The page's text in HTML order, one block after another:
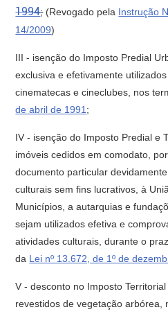
1994;(Revogado pela Instrução
14/2009)
III - isenção do Imposto Predial
exclusiva e efetivamente
cinematecas e cineclubes, nos
de abril de 1991 ;
IV - isenção do Imposto Predial e
imóveis cedidos em comodato,
documento particular
culturais sem fins lucrativos, à
Municípios, a autarquias e
sejam utilizados efetiva e
atividades culturais, durante o
da Lei nº 13.672, de 1º de
V - desconto no Imposto
revestidos de vegetação arbórea,